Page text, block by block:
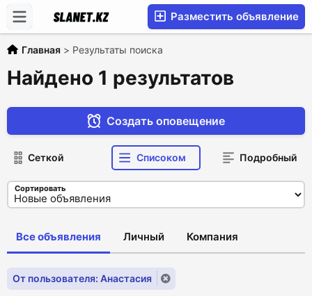
Разместить объявление
Главная > Результаты поиска
Найдено 1 результатов
Создать оповещение
Сеткой Списоком Подробный
Сортировать
Все объявления Личный Компания
От пользователя: Анастасия